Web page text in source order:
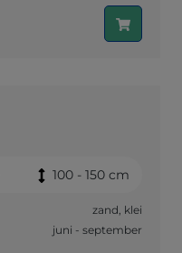
100 - 150 cm
zand, klei
juni - september